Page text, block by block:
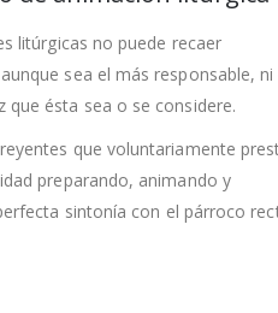
litúrgicas no puede recaer
sea el más responsable, ni
que ésta sea o se considere.
que voluntariamente
preparando, animando y
sintonía con el párroco